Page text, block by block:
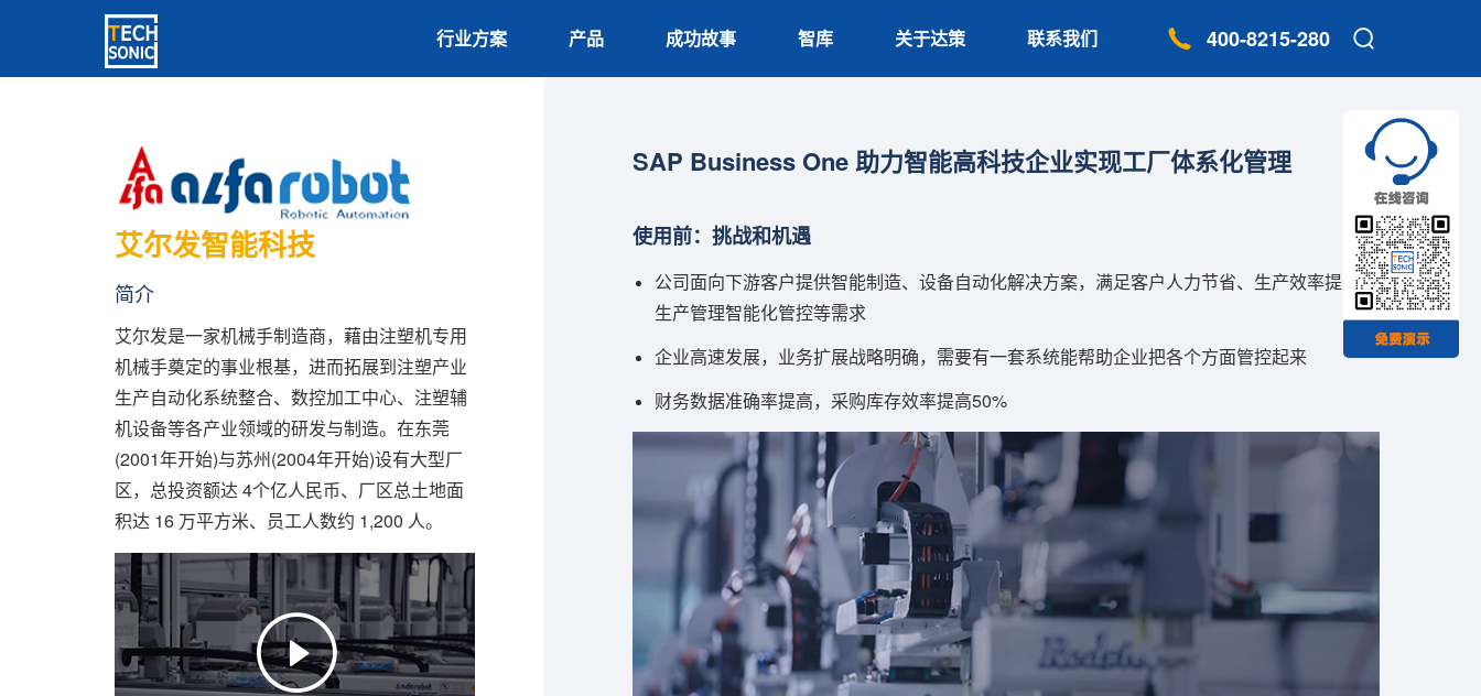
行业方案 产品 成功故事 智库 关于达策 联系我们 400-8215-280
艾尔发智能科技
简介
艾尔发是一家机械手制造商，藉由注塑机专用
机械手奠定的事业根基，进而拓展到注塑产业
生产自动化系统整合、数控加工中心、注塑辅
机设备等各产业领域的研发与制造。在东莞
(2001年开始)与苏州(2004年开始)设有大型厂
区，总投资额达 4个亿人民币、厂区总土地面
积达 16 万平方米、员工人数约 1,200 人。
SAP Business One 助力智能高科技企业实现工厂体系化管理
使用前：挑战和机遇
公司面向下游客户提供智能制造、设备自动化解决方案，满足客户人力节省、生产效率提升、
生产管理智能化管控等需求
企业高速发展，业务扩展战略明确，需要有一套系统能帮助企业把各个方面管控起来
财务数据准确率提高，采购库存效率提高50%